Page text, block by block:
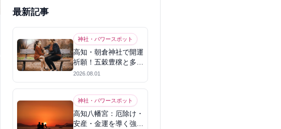
最新記事
神社・パワースポット
高知・朝倉神社で開運
祈願！五穀豊穣と多幸
を呼ぶパワースポット
2026.08.01
神社・パワースポット
高知八幡宮：厄除け・
安産・金運を導く強力